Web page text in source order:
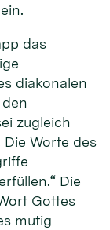
das
diakonalen
zugleich
Worte des
Die
Gottes
mutig